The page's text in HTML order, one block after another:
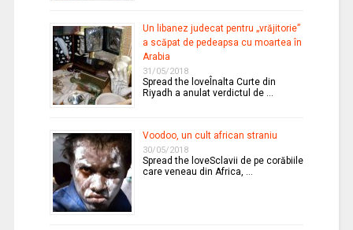
Un libanez judecat pentru „vrăjitorie”
a scăpat de pedeapsa cu moartea în
Arabia
31/05/2018
Spread the loveÎnalta Curte din
Riyadh a anulat verdictul de …
Voodoo, un cult african straniu
30/05/2018
Spread the loveSclavii de pe corăbiile
care veneau din Africa, …